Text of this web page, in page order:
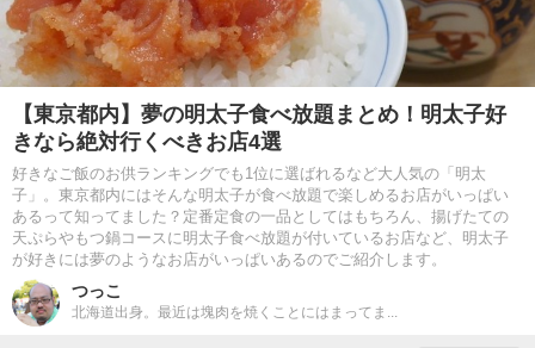
【東京都内】夢の明太子食べ放題まとめ！明太子好
きなら絶対行くべきお店4選
好きなご飯のお供ランキングでも1位に選ばれるなど大人気の「明太
子」。東京都内にはそんな明太子が食べ放題で楽しめるお店がいっぱい
あるって知ってました？定番定食の一品としてはもちろん、揚げたての
天ぷらやもつ鍋コースに明太子食べ放題が付いているお店など、明太子
が好きには夢のようなお店がいっぱいあるのでご紹介します。
つっこ
北海道出身。最近は塊肉を焼くことにはまってま...